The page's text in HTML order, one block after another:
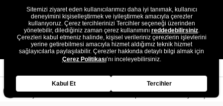
E-Posta Adresi :
musterihizmetleri@gon.com.tr
Sitemizi ziyaret eden kullanıcılarımızı daha iyi tanımak, kullanıcı
deneyimini kişiselleştirmek ve iyileştirmek amacıyla çerezler
kullanıyoruz. Çerez tercihlerinizi Tercihler seçeneği üzerinden
yönetebilir, dilediğiniz zaman çerez kullanımını reddedebilirsiniz.
Çerezleri kabul etmeniz halinde, kişisel verileriniz çerezlerin işlevlerini
yerine getirebilmesi amacıyla hizmet aldığımız teknik hizmet
sağlayıcılarla paylaşılabilir. Çerezler hakkında detaylı bilgi almak için
Çerez Politikası’nı inceleyebilirsiniz.
Kabul Et Tercihler